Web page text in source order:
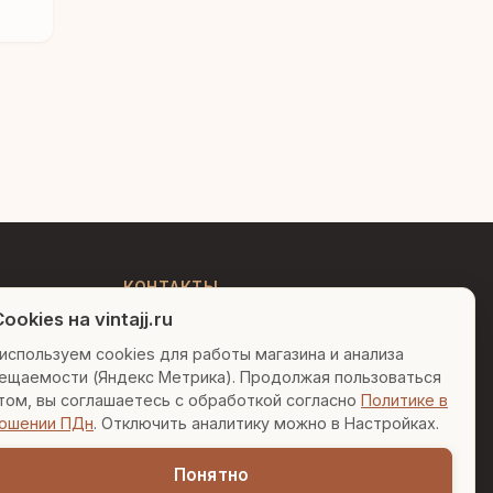
КОНТАКТЫ
+7 (495) 150-52-26
AI-консультант в Telegram
sales@vintajj.ru
Пн-Пт: 10:00 - 19:00
на vintajj.ru
cookies для работы магазина и анализа
(Яндекс Метрика). Продолжая пользоваться
вы соглашаетесь с обработкой согласно Политике в
ПДн. Отключить аналитику можно в Настройках.
Понятно
декору. Чем могу помочь?
Вазы для гостиной
Подарок до 5000₽
Сочетание металлов